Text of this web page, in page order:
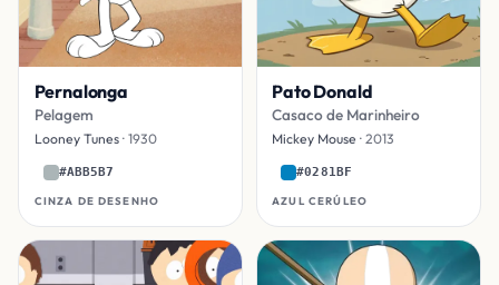
Pernalonga
Pelagem
Looney Tunes· 1930
#ABB5B7
CINZA DE DESENHO
Pato Donald
Casaco de Marinheiro
Mickey Mouse · 2013
#0281BF
AZUL CERÚLEO